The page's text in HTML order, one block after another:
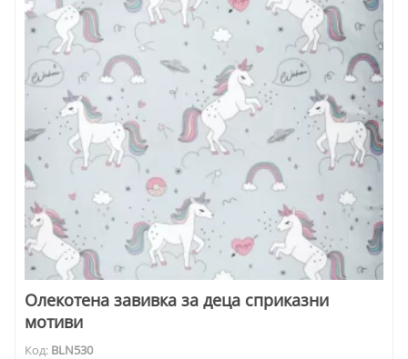
Олекотена завивка за деца сприказни
мотиви
Код: BLN530